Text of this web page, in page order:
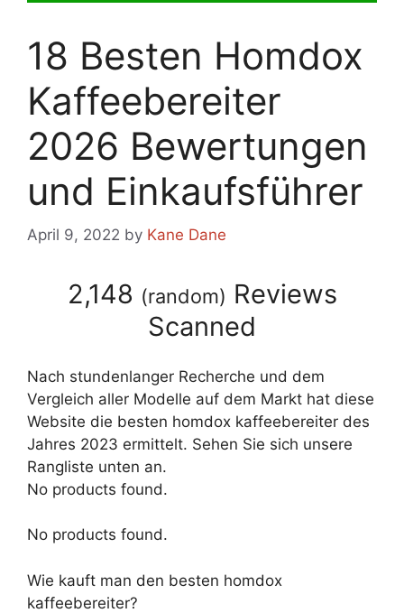
18 Besten Homdox
Kaffeebereiter
2026 Bewertungen
und Einkaufsführer
April 9, 2022 by Kane Dane
2,148 (random) Reviews
Scanned
Nach stundenlanger Recherche und dem
Vergleich aller Modelle auf dem Markt hat diese
Website die besten homdox kaffeebereiter des
Jahres 2023 ermittelt. Sehen Sie sich unsere
Rangliste unten an.
No products found.
No products found.
Wie kauft man den besten homdox
kaffeebereiter?